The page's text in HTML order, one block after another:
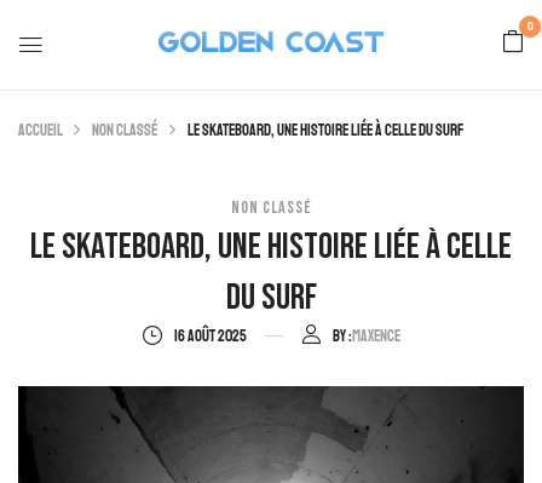
0
Accueil Non classé Le skateboard, une histoire liée à celle du surf
NON CLASSÉ
Le Skateboard, Une Histoire Liée À Celle
Du Surf
16 AOÛT 2025 By :Maxence